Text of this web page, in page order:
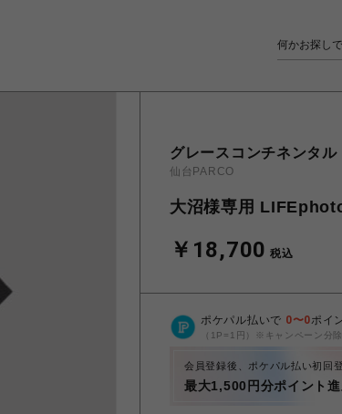
グレースコンチネンタル
仙台PARCO
大沼様専用
￥18,700 税込
ポケパル払いで 0〜0ポイ
（1P=1円）※キャンペーン分除
会員登録後、ポケパル払い初回
最大1,500円分ポイント進